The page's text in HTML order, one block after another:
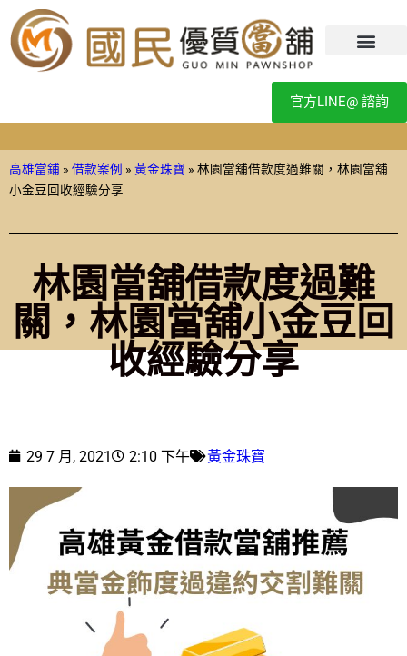
官方LINE@ 諮詢
高雄當鋪 » 借款案例 » 黃金珠寶 » 林園當舖借款度過難關，林園當舖
小金豆回收經驗分享
林園當舖借款度過難
關，林園當舖小金豆回
收經驗分享
29 7 月, 2021 2:10 下午 黃金珠寶